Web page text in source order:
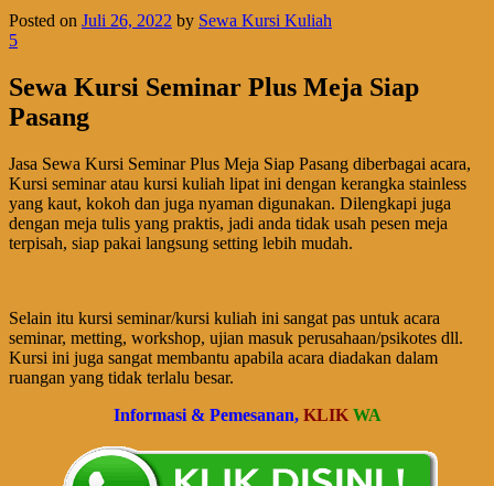
Posted on Juli 26, 2022 by Sewa Kursi Kuliah
5
Sewa Kursi Seminar Plus Meja Siap
Pasang
Jasa Sewa Kursi Seminar Plus Meja Siap Pasang diberbagai acara,
Kursi seminar atau kursi kuliah lipat ini dengan kerangka stainless
yang kaut, kokoh dan juga nyaman digunakan. Dilengkapi juga
dengan meja tulis yang praktis, jadi anda tidak usah pesen meja
terpisah, siap pakai langsung setting lebih mudah.
Selain itu kursi seminar/kursi kuliah ini sangat pas untuk acara
seminar, metting, workshop, ujian masuk perusahaan/psikotes dll.
Kursi ini juga sangat membantu apabila acara diadakan dalam
ruangan yang tidak terlalu besar.
Informasi & Pemesanan, KLIK WA